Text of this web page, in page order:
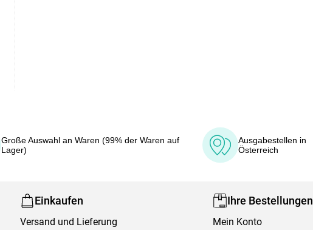
Große Auswahl an Waren (99% der Waren auf
Lager)
Ausgabestellen in
Österreich
Einkaufen
Versand und Lieferung
Ihre Bestellungen
Mein Konto